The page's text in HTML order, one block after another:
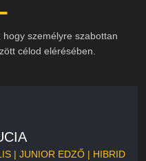
személyre szabottan
célod elérésében.
| JUNIOR EDZŐ | HIBRID